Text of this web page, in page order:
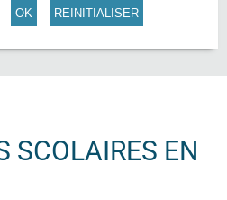
OK REINITIALISER
SCOLAIRES EN